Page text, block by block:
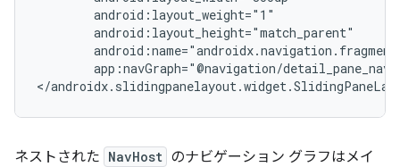
app:navGraph="@navigation/
ネストされた NavHost のナビゲーション グラフはメイ